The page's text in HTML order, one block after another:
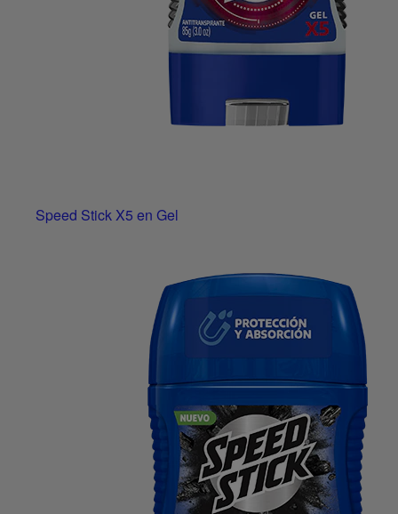
Speed Stick X5 en Gel